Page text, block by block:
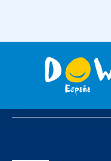
contenido